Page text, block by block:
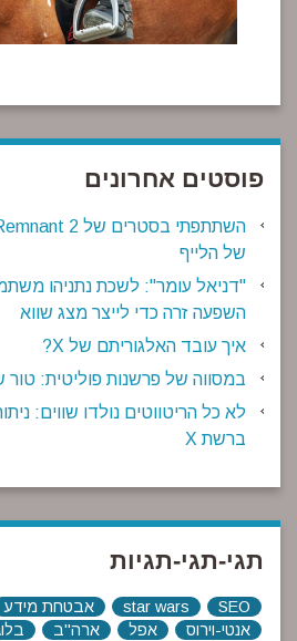
פוסטים אחרונים
של הלייף
"דניאל עומר": לשכת נתניהו
השפעה זרה כדי לייצר מצג שווא
איך עובד האלגוריתם של X?
במסווה של פרשנות פוליטית: טור שהוא 100%
לא כל הריטווטים נולדו שווים:
ברשת X
תגי-תגי-תגיות
SEO
star wars אבטחת מידע
אנטי-וירוס
אפל ארה"ב